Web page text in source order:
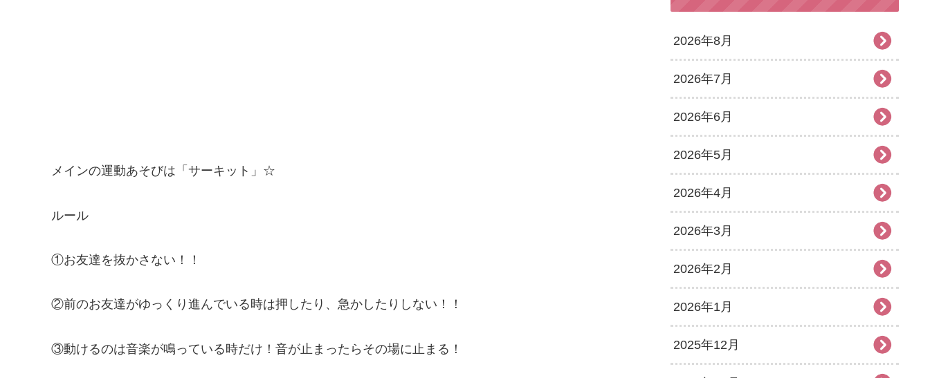
メインの運動あそびは「サーキット」☆
ルール
①お友達を抜かさない！！
②前のお友達がゆっくり進んでいる時は押したり、急かしたりしない！！
③動けるのは音楽が鳴っている時だけ！音が止まったらその場に止まる！
2026年8月
2026年7月
2026年6月
2026年5月
2026年4月
2026年3月
2026年2月
2026年1月
2025年12月